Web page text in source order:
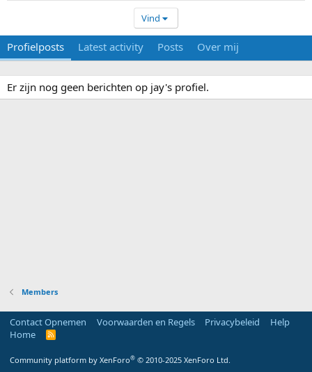
Vind
Profielposts Latest activity Posts Over mij
Er zijn nog geen berichten op jay's profiel.
Members
Contact Opnemen Voorwaarden en Regels Privacybeleid
Help
Home
R
Community platform by XenForo® © 2010-2025 XenForo Ltd.